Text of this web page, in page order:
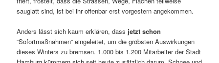
sauglatt sind, ist bei ihr offenbar erst vorgestern angekommen.
Anders lässt sich kaum erklären, dass jetzt schon
“Sofortmaßnahmen” eingeleitet, um die gröbsten Auswirkungen
dieses Winters zu bremsen. 1.000 bis 1.200 Mitarbeiter der Stadt